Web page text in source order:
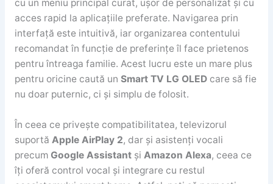
cu un meniu principal curat, ușor de personalizat și cu
acces rapid la aplicațiile preferate. Navigarea prin
interfață este intuitivă, iar organizarea contentului
recomandat în funcție de preferințe îl face prietenos
pentru întreaga familie. Acest lucru este un mare plus
pentru oricine caută un Smart TV LG OLEDcare să fie
nu doar puternic, ci și simplu de folosit.
În ceea ce privește compatibilitatea, televizorul
suportă Apple AirPlay 2, dar și asistenți vocali
precum Google Assistantși Amazon Alexa, ceea ce
îți oferă control vocal și integrare cu restul